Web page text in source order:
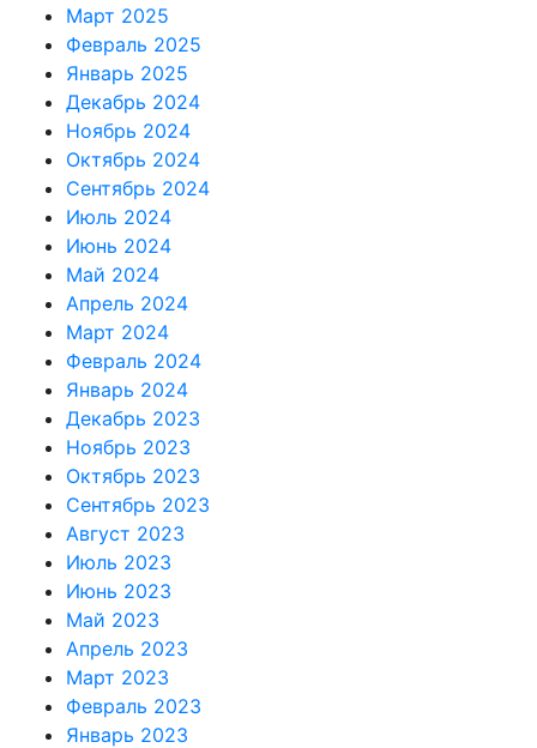
Март 2025
Февраль 2025
Январь 2025
Декабрь 2024
Ноябрь 2024
Октябрь 2024
Сентябрь 2024
Июль 2024
Июнь 2024
Май 2024
Апрель 2024
Март 2024
Февраль 2024
Январь 2024
Декабрь 2023
Ноябрь 2023
Октябрь 2023
Сентябрь 2023
Август 2023
Июль 2023
Июнь 2023
Май 2023
Апрель 2023
Март 2023
Февраль 2023
Январь 2023